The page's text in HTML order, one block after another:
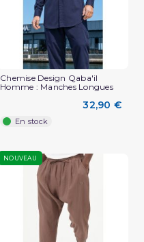
Chemise Design Qaba'il
Homme : Manches Longues
32,90 €
En stock
NOUVEAU